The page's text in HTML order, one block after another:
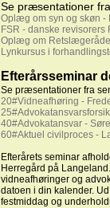
Se præsentationer
Oplæg om syn og skøn -
FSR - danske revisorers
Oplæg om
Lynkursus i
Efterårsseminar
Se præsentationer fra
20#Vidneafhøring -
40#Advokatansvar -
60#Aktuel civilproces -
Efterårets seminar
Herregård på
vidneafhøringer og
datoen i din kalender.
festmiddag og